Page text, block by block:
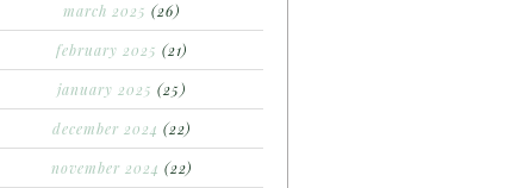
march 2025 (26)
february 2025 (21)
january 2025 (25)
december 2024 (22)
november 2024 (22)